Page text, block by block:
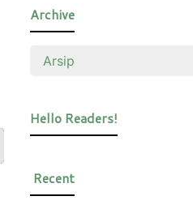
Archive
Hello Readers!
Recent